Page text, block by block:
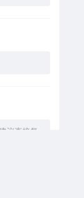
议直接复